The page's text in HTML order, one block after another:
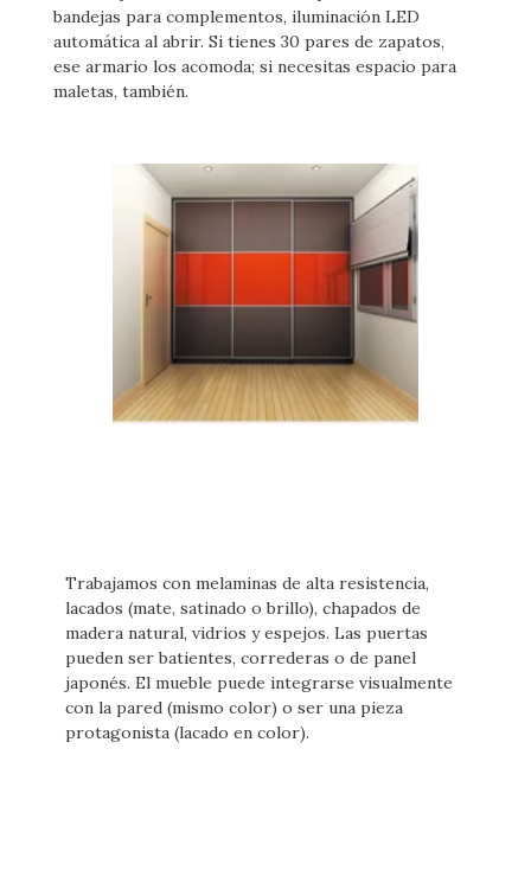
bandejas para complementos, iluminación LED
automática al abrir. Si tienes 30 pares de zapatos,
ese armario los acomoda; si necesitas espacio para
maletas, también.
Trabajamos con melaminas de alta resistencia,
lacados (mate, satinado o brillo), chapados de
madera natural, vidrios y espejos. Las puertas
pueden ser batientes, correderas o de panel
japonés. El mueble puede integrarse visualmente
con la pared (mismo color) o ser una pieza
protagonista (lacado en color).